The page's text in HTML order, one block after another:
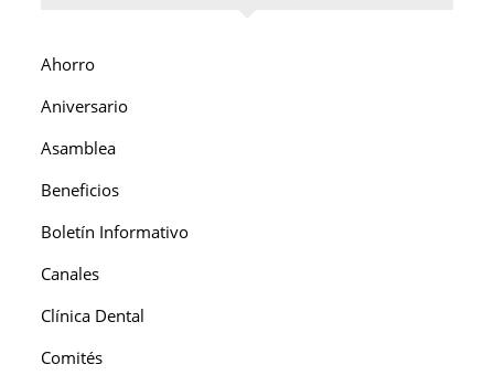
Ahorro
Aniversario
Asamblea
Beneficios
Boletín Informativo
Canales
Clínica Dental
Comités